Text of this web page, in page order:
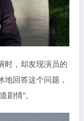
时，却发现演员的
回答这个问题，
情”。